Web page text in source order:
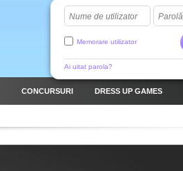
Nume de utilizator Parolă
Memorare utilizator
Ai uitat parola?
CONCURSURI DRESS UP GAMES